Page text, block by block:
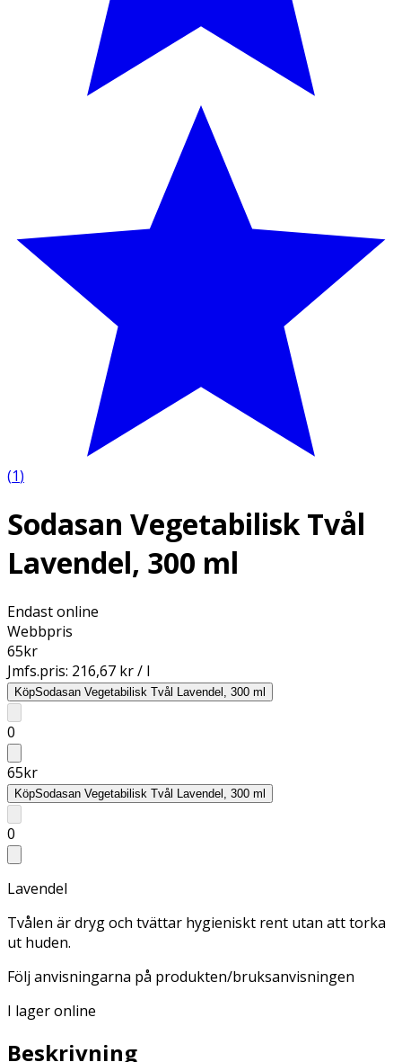
(1)
Sodasan Vegetabilisk Tvål
Lavendel, 300 ml
Endast online
Webbpris
65kr
Jmfs.pris: 216,67 kr / l
KöpSodasan Vegetabilisk Tvål Lavendel, 300 ml
0
65kr
KöpSodasan Vegetabilisk Tvål Lavendel, 300 ml
0
Lavendel
Tvålen är dryg och tvättar hygieniskt rent utan att torka
ut huden.
Följ anvisningarna på produkten/bruksanvisningen
I lager online
Beskrivning